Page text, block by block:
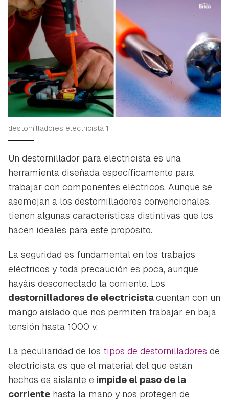
destornilladores electricista 1
Un destornillador para electricista es una
herramienta diseñada específicamente para
trabajar con componentes eléctricos. Aunque se
asemejan a los destornilladores convencionales,
tienen algunas características distintivas que los
hacen ideales para este propósito.
La seguridad es fundamental en los trabajos
eléctricos y toda precaución es poca, aunque
hayáis desconectado la corriente. Los
destornilladores de electricistacuentan con un
mango aislado que nos permiten trabajar en baja
tensión hasta 1000 v.
La peculiaridad de los tipos de destornilladores de
electricista es que el material del que están
hechos es aislante e impide el paso de la
corriente hasta la mano y nos protegen de